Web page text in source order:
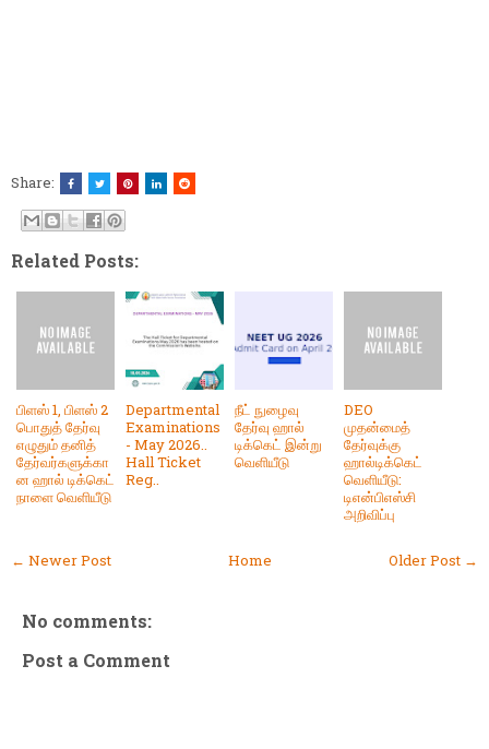
Share:
Related Posts:
பிளஸ் 1, பிளஸ் 2
பொதுத் தேர்வு
எழுதும் தனித்
தேர்வர்களுக்கா
ன ஹால் டிக்கெட்
நாளை வெளியீடு
Departmental
Examinations
- May 2026..
Hall Ticket
Reg..
நீட் நுழைவு
தேர்வு ஹால்
டிக்கெட் இன்று
வெளியீடு
DEO
முதன்மைத்
தேர்வுக்கு
ஹால்டிக்கெட்
வெளியீடு:
டிஎன்பிஎஸ்சி
அறிவிப்பு
← Newer Post Older Post →
Home
No comments:
Post a Comment